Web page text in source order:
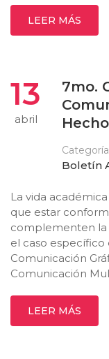
LEER MÁS
13
abril
7mo.
Boletín
La vida
que estar
complementen la
el caso específico
Comunicación
Comunicación
LEER MÁS